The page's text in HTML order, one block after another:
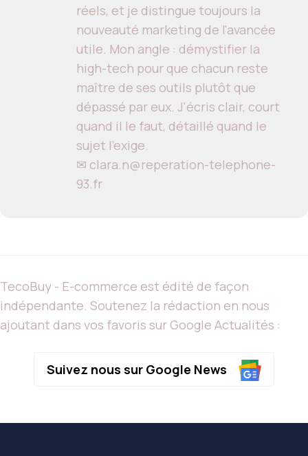
réels, et je distingue toujours la
nouveauté marketing de l'avancée
utile. Mon angle : démystifier la
high-tech pour que chacun reste
maître de ses outils plutôt que
dépassé par eux. J'écris clair, court
quand il le faut, détaillé quand le
sujet l'exige.
✉ clara.n@reperation-telephone-
93.fr
TecoBuy - E-commerce est édité de façon
indépendante. Soutenez la rédaction en nous
ajoutant dans vos favoris sur Google Actualités :
Suivez nous sur Google News